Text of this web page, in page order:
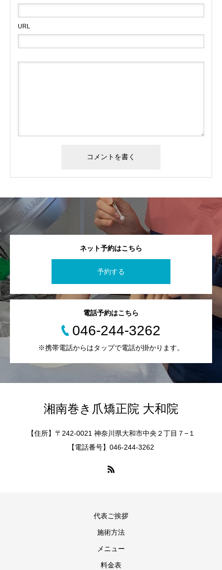
URL
ネット予約はこちら
予約する
電話予約はこちら
046-244-3262
※携帯電話からはタップで電話が掛かります。
湘南巻き爪矯正院 大和院
【住所】〒242-0021 神奈川県大和市中央２丁目７−１
【電話番号】046-244-3262
代表ご挨拶
施術方法
メニュー
料金表